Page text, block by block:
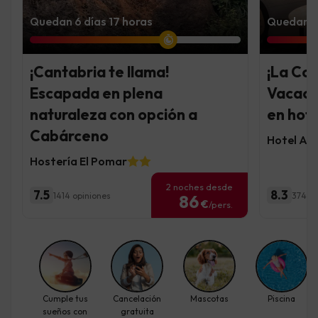
Quedan 6 días 17 horas
¡Cantabria te llama!
Escapada en plena
naturaleza con opción a
Cabárceno
Hostería El Pomar
7.5 1414 opiniones
2 noches desde
86€/pers.
Quedan
¡La
en
Hotel
8.3 374
Cumple tus
sueños con
Cancelación
gratuita
Mascotas Piscina